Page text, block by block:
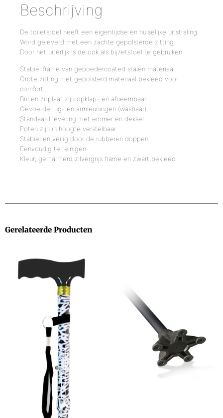
Beschrijving
De toiletstoel heeft een eigentijdse en huiselijke uitstraling.
Word geleverd met een zachte gepolsterde zitting.
Door het uiterlijk is de ook als bijzetstoel te gebruiken.
Stabiel frame van gepoedercoated stalen materiaal
Grote zitting met gepolsterd materiaal bekleed voor
comfort
Bril en zitplaat zijn opklap- en afneembaar
Gevoerde rug- en armleuningen (wasbaar)
Standaard levering met emmer en deksel
Poten zijn in hoogte verstelbaar
Stabiel en veilig door de rubberen doppen
Eenvoudig te reinigen
Kleur; gemarmerd zilvergrijs frame en zwart bekleed
Gerelateerde Producten